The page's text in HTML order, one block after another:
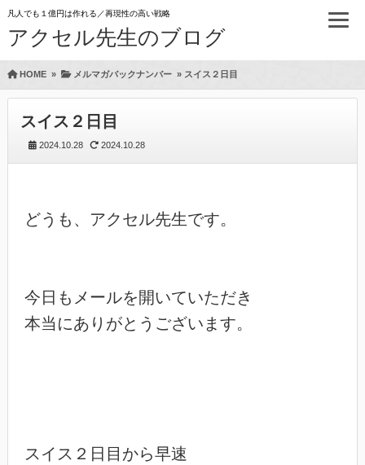
凡人でも１億円は作れる／再現性の高い戦略
アクセル先生のブログ
HOME» メルマガバックナンバー» スイス２日目
スイス２日目
2024.10.28 2024.10.28
どうも、アクセル先生です。
今日もメールを開いていただき
本当にありがとうございます。
スイス２日目から早速